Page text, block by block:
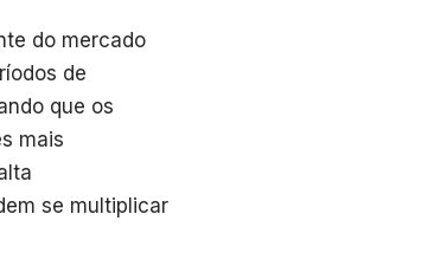
do mercado
de
que os
mais
se multiplicar